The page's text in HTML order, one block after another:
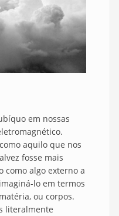
em nossas
aquilo que nos
fosse mais
como algo externo a
lo em termos
ou corpos.
literalmente